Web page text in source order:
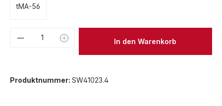
tMA-56
Produkt Anzahl: Gib denIn den Warenkorb
Produktnummer: SW41023.4